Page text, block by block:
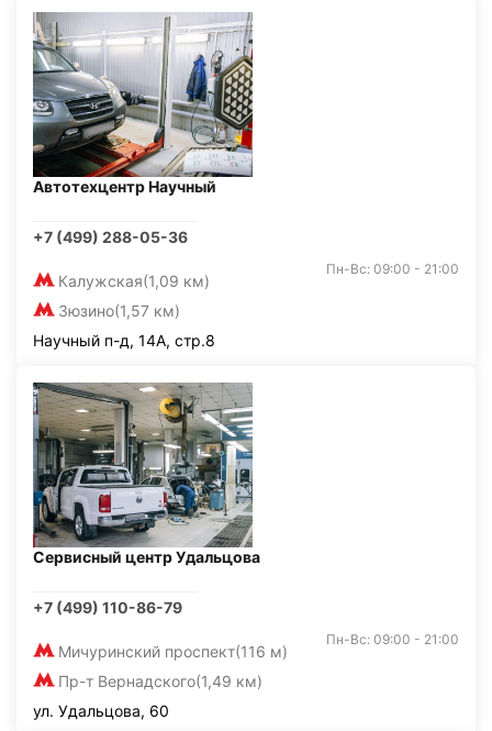
Автотехцентр Научный
+7 (499) 288-05-36
Калужская(1,09 км)
Зюзино(1,57 км)
Пн-Вс: 09:00 - 21:00
Научный п-д, 14А, стр.8
Сервисный центр Удальцова
+7 (499) 110-86-79
Мичуринский проспект(116 м)
Пр-т Вернадского(1,49 км)
Пн-Вс: 09:00 - 21:00
ул. Удальцова, 60